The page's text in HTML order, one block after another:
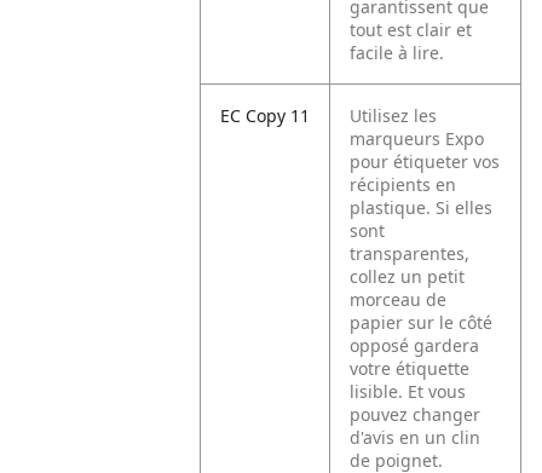
garantissent que
tout est clair et
facile à lire.
EC Copy 11
Utilisez les
marqueurs Expo
pour étiqueter vos
récipients en
plastique. Si elles
sont
transparentes,
collez un petit
morceau de
papier sur le côté
opposé gardera
votre étiquette
lisible. Et vous
pouvez changer
d'avis en un clin
de poignet.